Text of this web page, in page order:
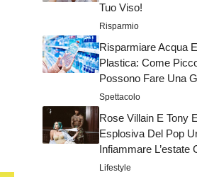
Tuo Viso!
Risparmio
Risparmiare Acqua
Plastica: Come
Possono Fare Una
Spettacolo
Rose Villain E Tony
Esplosiva Del Pop
Infiammare L’estate
Lifestyle